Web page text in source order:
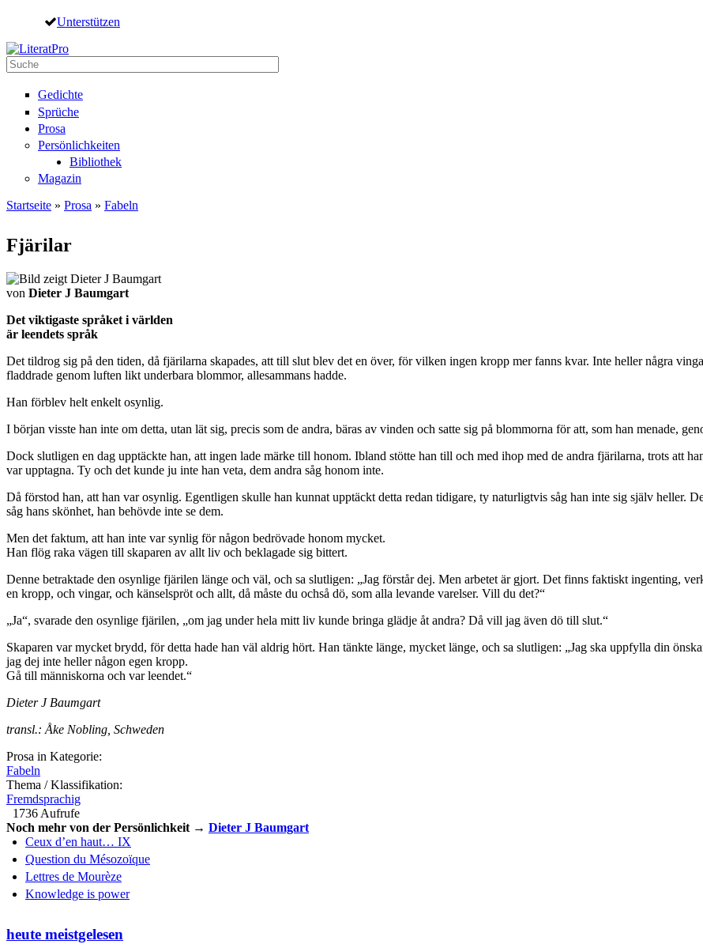
Direkt zum Inhalt
Unterstützen
Suche
Gedichte
Sprüche
Prosa
Persönlichkeiten
Bibliothek
Magazin
Startseite » Prosa » Fabeln
Fjärilar
von Dieter J Baumgart
Det viktigaste språket i världen
är leendets språk
Det tildrog sig på den tiden, då fjärilarna skapades, att till slut blev det en över, för vilken ingen kropp mer fanns kvar. Inte heller några
fladdrade genom luften likt underbara blommor, allesammans hadde.
Han förblev helt enkelt osynlig.
I början visste han inte om detta, utan lät sig, precis som de andra, bäras av vinden och satte sig på blommorna för att, som han menade,
Dock slutligen en dag upptäckte han, att ingen lade märke till honom. Ibland stötte han till och med ihop med de andra fjärilarna, trots att
var upptagna. Ty och det kunde ju inte han veta, dem andra såg honom inte.
Då förstod han, att han var osynlig. Egentligen skulle han kunnat upptäckt detta redan tidigare, ty naturligtvis såg han inte sig själv heller.
såg hans skönhet, han behövde inte se dem.
Men det faktum, att han inte var synlig för någon bedrövade honom mycket.
Han flög raka vägen till skaparen av allt liv och beklagade sig bittert.
Denne betraktade den osynlige fjärilen länge och väl, och sa slutligen: „Jag förstår dej. Men arbetet är gjort. Det finns faktiskt ingenting,
en kropp, och vingar, och känselspröt och allt, då måste du ochså dö, som alla levande varelser. Vill du det?“
„Ja“, svarade den osynlige fjärilen, „om jag under hela mitt liv kunde bringa glädje åt andra? Då vill jag även dö till slut.“
Skaparen var mycket brydd, för detta hade han väl aldrig hört. Han tänkte länge, mycket länge, och sa slutligen: „Jag ska uppfylla din
jag dej inte heller någon egen kropp.
Gå till människorna och var leendet.“
Dieter J Baumgart
transl.: Åke Nobling, Schweden
Prosa in Kategorie:
Fabeln
Thema / Klassifikation:
Fremdsprachig
1736 Aufrufe
Noch mehr von der Persönlichkeit → Dieter J Baumgart
Ceux d’en haut… IX
Question du Mésozoïque
Lettres de Mourèze
Knowledge is power
heute meistgelesen